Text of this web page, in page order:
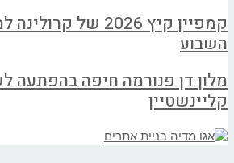
קמפיין קיץ 2026 של
השבוע
מלון דן פנורמה חיפה בהפתעה
קליינשטיין